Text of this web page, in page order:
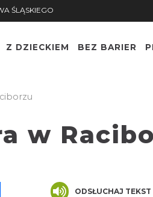
ŚLĄSKIEGO
Z DZIECKIEM BEZ BARIER
w
ODSŁUCHAJ TEKST